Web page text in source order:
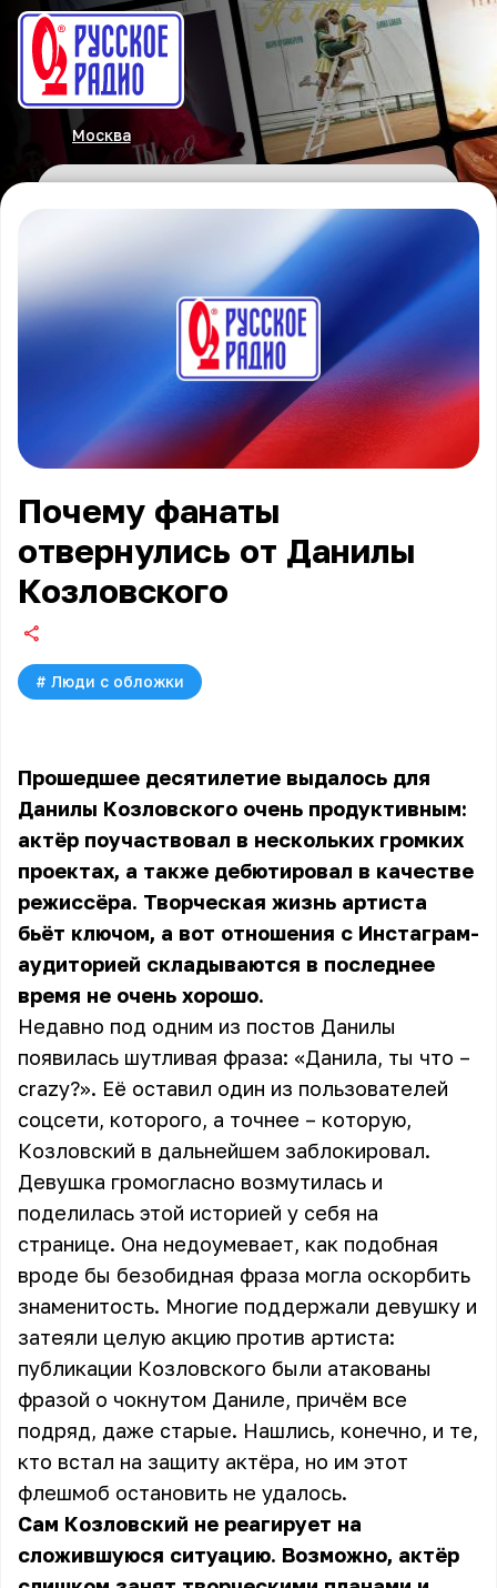
Москва
Почему фанаты
отвернулись от Данилы
Козловского
# Люди с обложки
Прошедшее десятилетие выдалось для
Данилы Козловского очень продуктивным:
актёр поучаствовал в нескольких громких
проектах, а также дебютировал в качестве
режиссёра. Творческая жизнь артиста
бьёт ключом, а вот отношения с Инстаграм-
аудиторией складываются в последнее
время не очень хорошо.
Недавно под одним из постов Данилы
появилась шутливая фраза: «Данила, ты что –
crazy?». Её оставил один из пользователей
соцсети, которого, а точнее – которую,
Козловский в дальнейшем заблокировал.
Девушка громогласно возмутилась и
поделилась этой историей у себя на
странице. Она недоумевает, как подобная
вроде бы безобидная фраза могла оскорбить
знаменитость. Многие поддержали девушку и
затеяли целую акцию против артиста:
публикации Козловского были атакованы
фразой о чокнутом Даниле, причём все
подряд, даже старые. Нашлись, конечно, и те,
кто встал на защиту актёра, но им этот
флешмоб остановить не удалось.
Сам Козловский не реагирует на
сложившуюся ситуацию. Возможно, актёр